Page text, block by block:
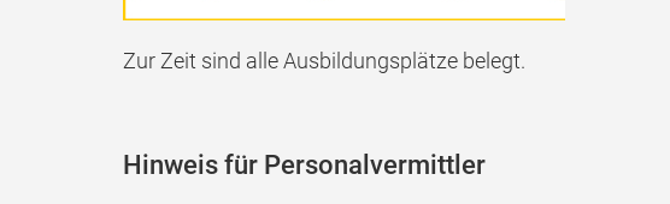
Zur Zeit sind alle Ausbildungsplätze belegt.
Hinweis für Personalvermittler